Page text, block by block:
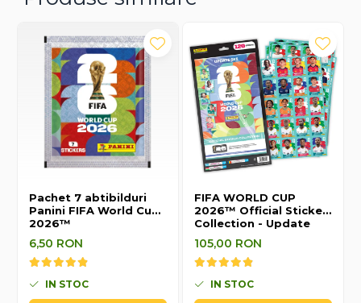
Pachet 7 abtibilduri
Panini FIFA World Cup
2026™
6,50 RON
IN STOC
FIFA WORLD CUP
2026™ Official Sticker
Collection - Update
Set
105,00 RON
IN STOC